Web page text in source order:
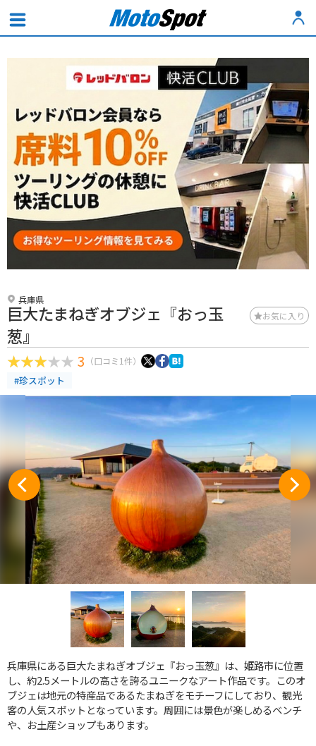
兵庫県
巨大たまねぎオブジェ『おっ玉
葱』
お気に入り
3 （口コミ1件）
#珍スポット
兵庫県にある巨大たまねぎオブジェ『おっ玉葱』は、姫路市に位置
し、約2.5メートルの高さを誇るユニークなアート作品です。このオ
ブジェは地元の特産品であるたまねぎをモチーフにしており、観光
客の人気スポットとなっています。周囲には景色が楽しめるベンチ
や、お土産ショップもあります。